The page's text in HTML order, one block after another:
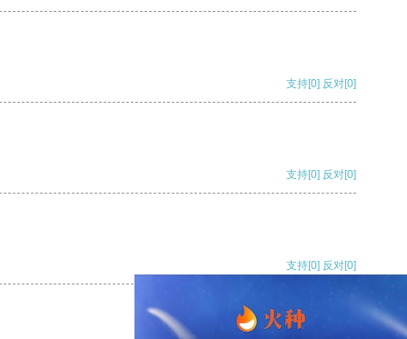
支持[0] 反对[0]
支持[0] 反对[0]
支持[0] 反对[0]